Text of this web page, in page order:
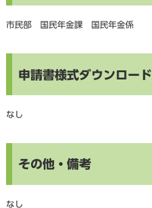
市民部 国民年金課 国民年金係
申請書様式ダウンロード
なし
その他・備考
なし